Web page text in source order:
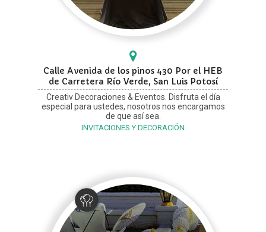
Calle Avenida de los pinos 430 Por el HEB
de Carretera Río Verde, San Luis Potosí
Creativ Decoraciones & Eventos. Disfruta el día
especial para ustedes, nosotros nos encargamos
de que así sea.
INVITACIONES Y DECORACIÓN